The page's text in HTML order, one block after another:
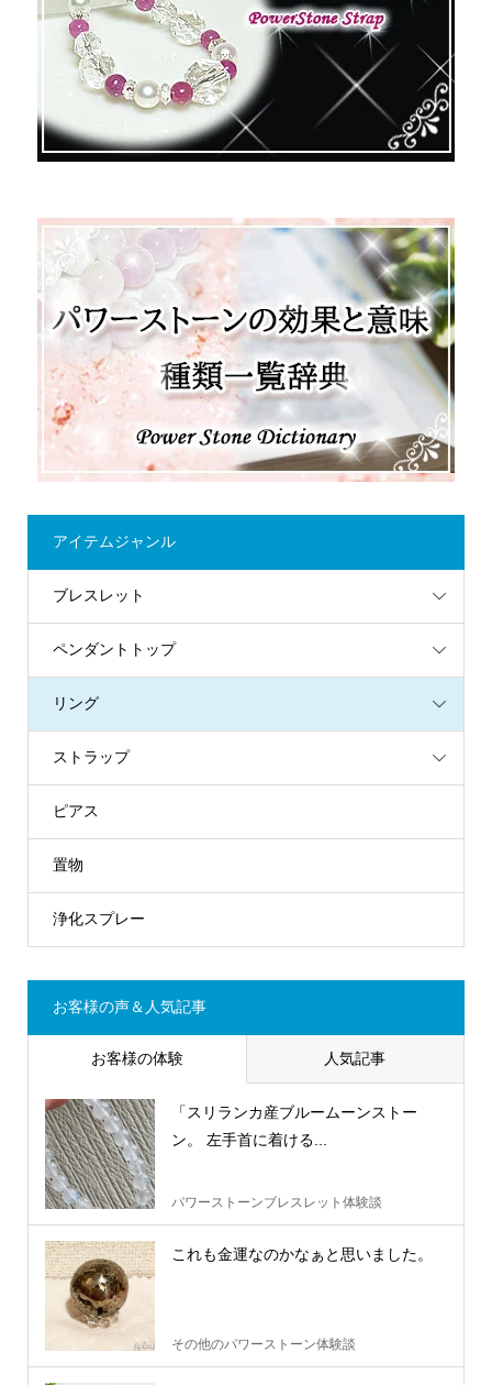
アイテムジャンル
ブレスレット
ペンダントトップ
リング
ストラップ
ピアス
置物
浄化スプレー
お客様の声＆人気記事
お客様の体験 人気記事
「スリランカ産ブルームーンストー
ン。 左手首に着ける...
パワーストーンブレスレット体験談
これも金運なのかなぁと思いました。
その他のパワーストーン体験談